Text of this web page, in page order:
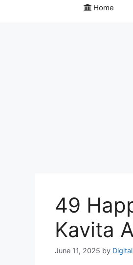
Home
49
Kavita
June 11, 2025 by